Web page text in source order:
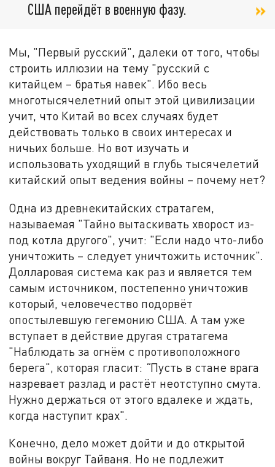
США перейдёт в военную фазу.
Мы, "Первый русский", далеки от того, чтобы
строить иллюзии на тему "русский с
китайцем – братья навек". Ибо весь
многотысячелетний опыт этой цивилизации
учит, что Китай во всех случаях будет
действовать только в своих интересах и
ничьих больше. Но вот изучать и
использовать уходящий в глубь тысячелетий
китайский опыт ведения войны – почему нет?
Одна из древнекитайских стратагем,
называемая "Тайно вытаскивать хворост из-
под котла другого", учит: "Если надо что-либо
уничтожить – следует уничтожить источник"
Долларовая система как раз и является тем
самым источником, постепенно уничтожив
который, человечество подорвёт
опостылевшую гегемонию США. А там уже
вступает в действие другая стратагема
"Наблюдать за огнём с противоположного
берега", которая гласит: "Пусть в стане врага
назревает разлад и растёт неотступно смута.
Нужно держаться от этого вдалеке и ждать,
когда наступит крах".
Конечно, дело может дойти и до открытой
войны вокруг Тайваня. Но не подлежит